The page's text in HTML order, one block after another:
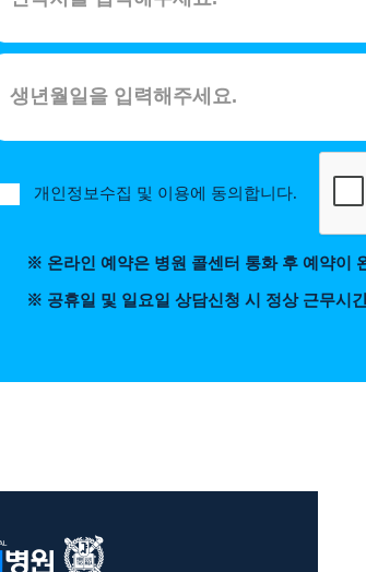
개인정보수집 및 이용에 동의합니다.
※ 온라인 예약은 병원 콜센터 통화 후 예약이
※ 공휴일 및 일요일 상담신청 시 정상 근무시